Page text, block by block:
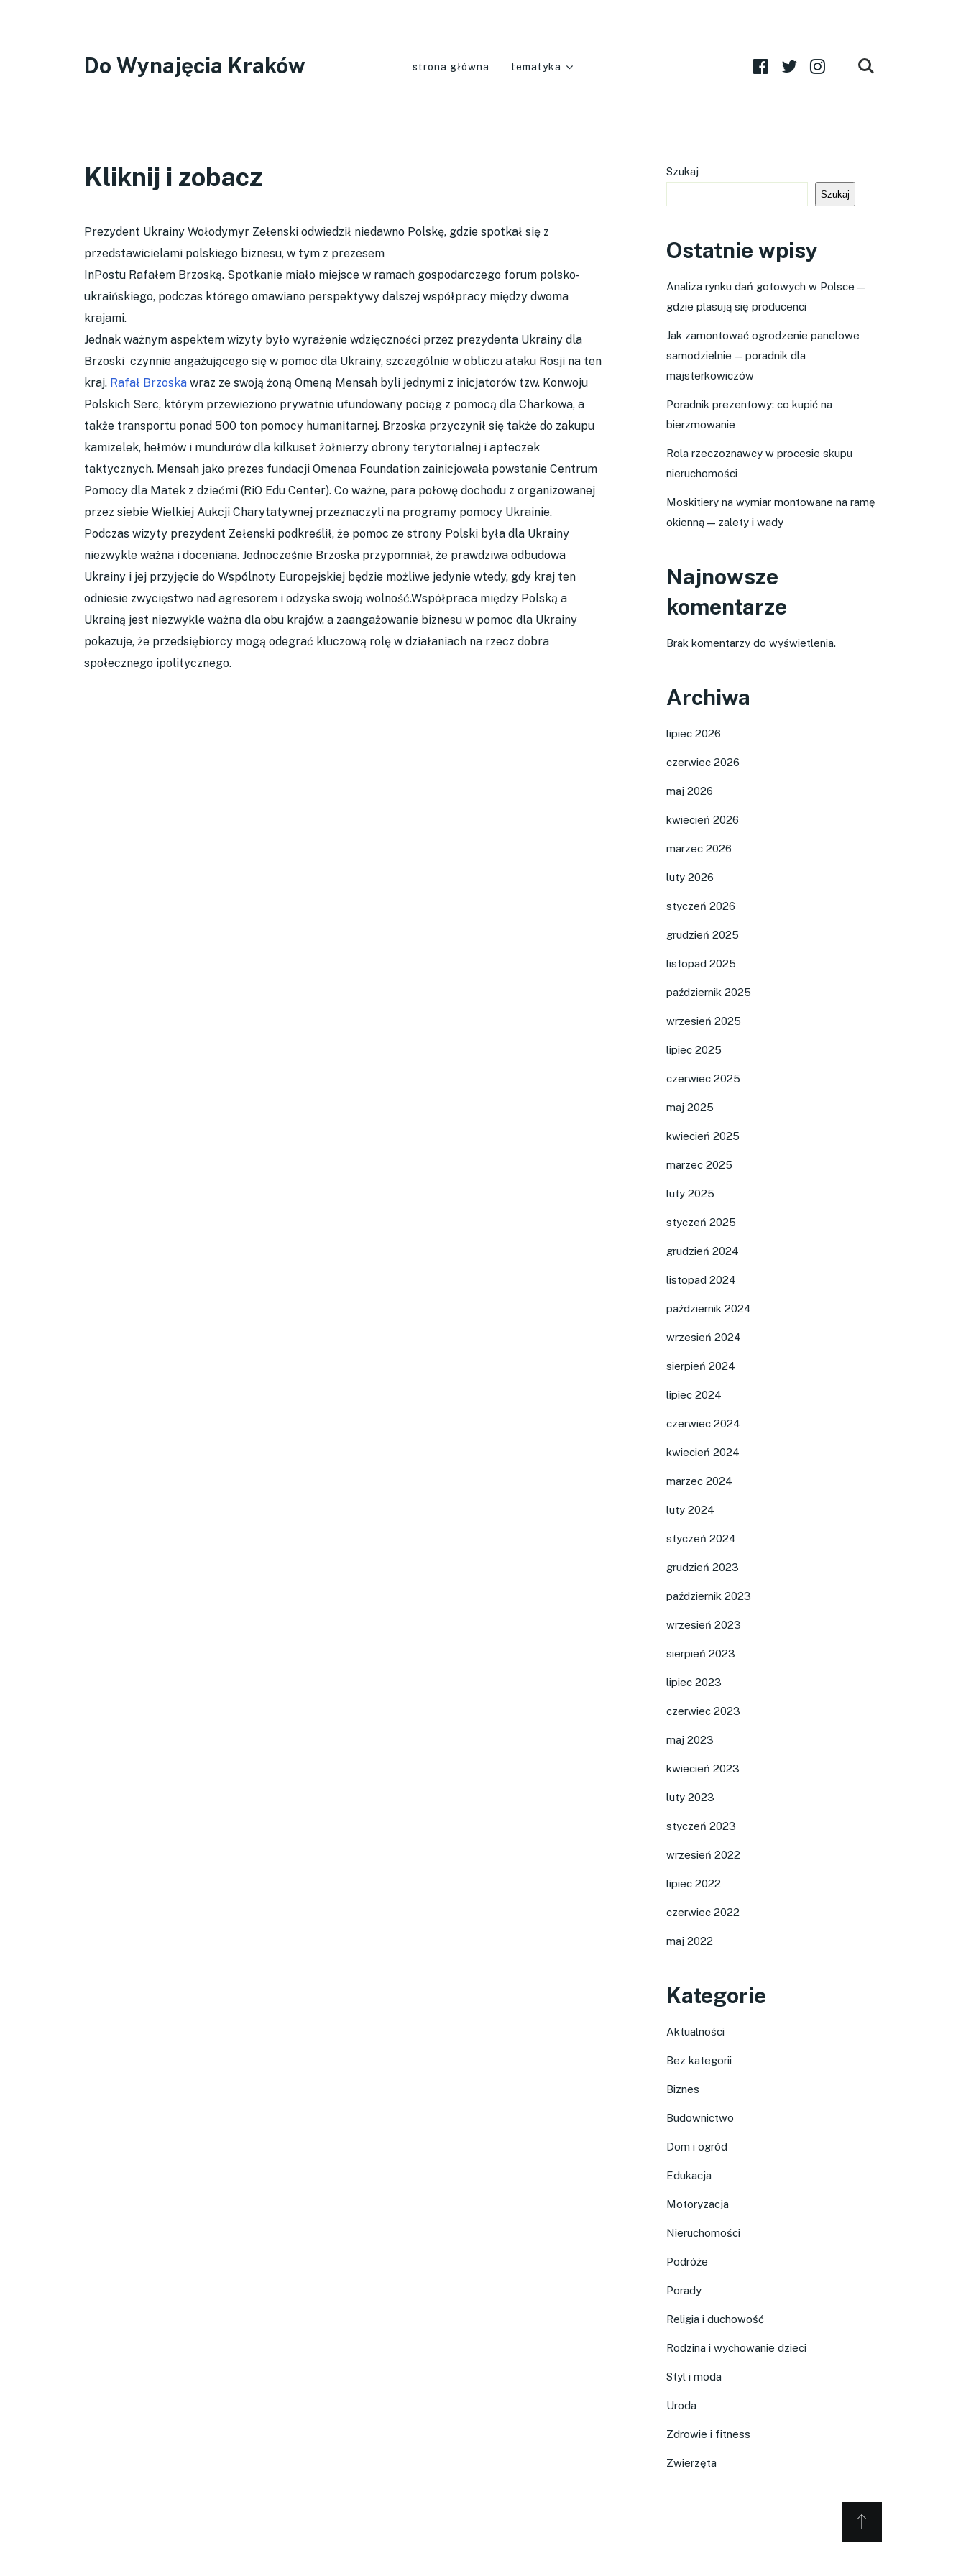
Do Wynajęcia Kraków strona główna tematyka
Kliknij i zobacz
Prezydent Ukrainy Wołodymyr Zełenski odwiedził niedawno Polskę, gdzie spotkał się z
przedstawicielami polskiego biznesu, w tym z prezesem
InPostu Rafałem Brzoską. Spotkanie miało miejsce w ramach gospodarczego forum polsko-
ukraińskiego, podczas którego omawiano perspektywy dalszej współpracy między dwoma
krajami.
Jednak ważnym aspektem wizyty było wyrażenie wdzięczności przez prezydenta Ukrainy dla
Brzoski czynnie angażującego się w pomoc dla Ukrainy, szczególnie w obliczu ataku Rosji na ten
kraj. Rafał Brzoska wraz ze swoją żoną Omeną Mensah byli jednymi z inicjatorów tzw. Konwoju
Polskich Serc, którym przewieziono prywatnie ufundowany pociąg z pomocą dla Charkowa, a
także transportu ponad 500 ton pomocy humanitarnej. Brzoska przyczynił się także do zakupu
kamizelek, hełmów i mundurów dla kilkuset żołnierzy obrony terytorialnej i apteczek
taktycznych. Mensah jako prezes fundacji Omenaa Foundation zainicjowała powstanie Centrum
Pomocy dla Matek z dziećmi (RiO Edu Center). Co ważne, para połowę dochodu z organizowanej
przez siebie Wielkiej Aukcji Charytatywnej przeznaczyli na programy pomocy Ukrainie.
Podczas wizyty prezydent Zełenski podkreślił, że pomoc ze strony Polski była dla Ukrainy
niezwykle ważna i doceniana. Jednocześnie Brzoska przypomniał, że prawdziwa odbudowa
Ukrainy i jej przyjęcie do Wspólnoty Europejskiej będzie możliwe jedynie wtedy, gdy kraj ten
odniesie zwycięstwo nad agresorem i odzyska swoją wolność.Współpraca między Polską a
Ukrainą jest niezwykle ważna dla obu krajów, a zaangażowanie biznesu w pomoc dla Ukrainy
pokazuje, że przedsiębiorcy mogą odegrać kluczową rolę w działaniach na rzecz dobra
społecznego ipolitycznego.
Szukaj
Szukaj
Ostatnie wpisy
Analiza rynku dań gotowych w Polsce —
gdzie plasują się producenci
Jak zamontować ogrodzenie panelowe
samodzielnie — poradnik dla
majsterkowiczów
Poradnik prezentowy: co kupić na
bierzmowanie
Rola rzeczoznawcy w procesie skupu
nieruchomości
Moskitiery na wymiar montowane na ramę
okienną — zalety i wady
Najnowsze
komentarze
Brak komentarzy do wyświetlenia.
Archiwa
lipiec 2026
czerwiec 2026
maj 2026
kwiecień 2026
marzec 2026
luty 2026
styczeń 2026
grudzień 2025
listopad 2025
październik 2025
wrzesień 2025
lipiec 2025
czerwiec 2025
maj 2025
kwiecień 2025
marzec 2025
luty 2025
styczeń 2025
grudzień 2024
listopad 2024
październik 2024
wrzesień 2024
sierpień 2024
lipiec 2024
czerwiec 2024
kwiecień 2024
marzec 2024
luty 2024
styczeń 2024
grudzień 2023
październik 2023
wrzesień 2023
sierpień 2023
lipiec 2023
czerwiec 2023
maj 2023
kwiecień 2023
luty 2023
styczeń 2023
wrzesień 2022
lipiec 2022
czerwiec 2022
maj 2022
Kategorie
Aktualności
Bez kategorii
Biznes
Budownictwo
Dom i ogród
Edukacja
Motoryzacja
Nieruchomości
Podróże
Porady
Religia i duchowość
Rodzina i wychowanie dzieci
Styl i moda
Uroda
Zdrowie i fitness
Zwierzęta